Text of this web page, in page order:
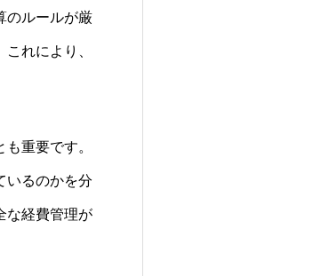
のルールが厳
れにより、
重要です。
いるのかを分
な経費管理が